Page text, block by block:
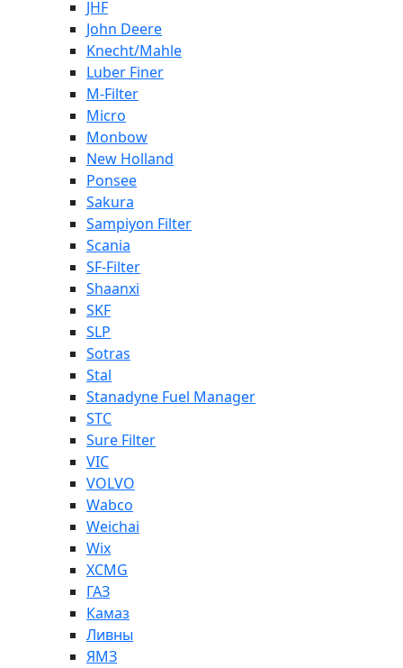
JHF
John Deere
Knecht/Mahle
Luber Finer
M-Filter
Micro
Monbow
New Holland
Ponsee
Sakura
Sampiyon Filter
Scania
SF-Filter
Shaanxi
SKF
SLP
Sotras
Stal
Stanadyne Fuel Manager
STC
Sure Filter
VIC
VOLVO
Wabco
Weichai
Wix
XCMG
ГАЗ
Камаз
Ливны
ЯМЗ